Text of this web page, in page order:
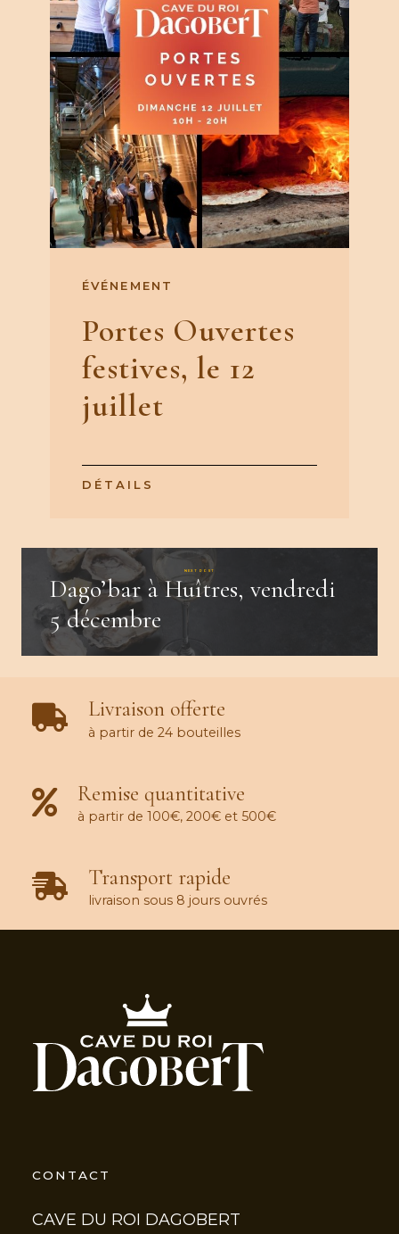
ÉVÉNEMENT
Portes Ouvertes
festives, le 12
juillet
DÉTAILS
NEXT POST
Dago’bar à Huîtres, vendredi
5 décembre
Livraison offerte
à partir de 24 bouteilles
Remise quantitative
à partir de 100€, 200€ et 500€
Transport rapide
livraison sous 8 jours ouvrés
CONTACT
CAVE DU ROI DAGOBERT